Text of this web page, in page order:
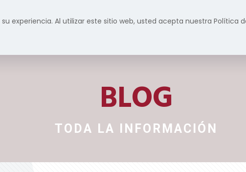
Inicio Formación Servicios Prensa y
BLOG
TODA LA INFORMACIÓN
experiencia. Al utilizar este sitio web, usted acepta nuestra Política